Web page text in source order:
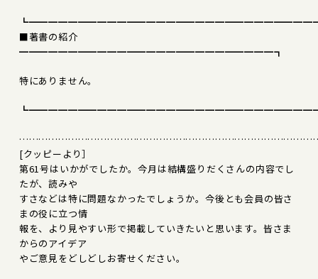
■著書の紹介
━━━━━━━━━━━━━━━━━━━━━━━━━━┓
特にありません。
[クッピーより］
第61号はいかがでしたか。今月は結構盛りだくさんの内容でし
たが、読みや
すさなどは特に問題なかったでしょうか。今後とも会員の皆さ
まの役に立つ情
報を、より見やすい形で掲載していきたいと思います。皆さま
からのアイデア
やご意見をどしどしお寄せください。